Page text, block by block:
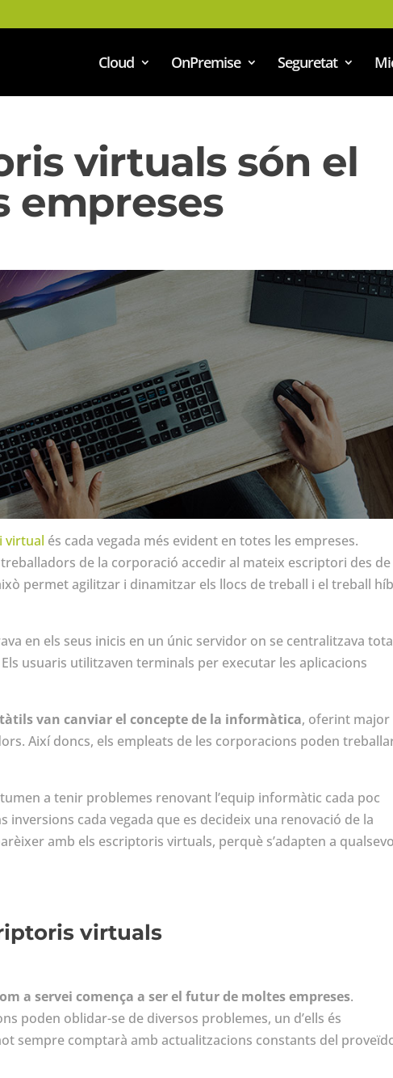
Cloud OnPremise Seguretat
virtuals són el
empreses
virtual és cada vegada més evident en totes les empreses.
de la corporació accedir al mateix escriptori des de
permet agilitzar i dinamitzar els llocs de treball i el treball
en els seus inicis en un únic servidor on se centralitzava
usuaris utilitzaven terminals per executar les aplicacions
van canviar el concepte de la informàtica, oferint major
Així doncs, els empleats de les corporacions poden
a tenir problemes renovant l’equip informàtic cada poc
inversions cada vegada que es decideix una renovació de la
amb els escriptoris virtuals, perquè s’adapten a
virtuals
a servei comença a ser el futur de moltes empreses.
poden oblidar-se de diversos problemes, un d’ells és
sempre comptarà amb actualitzacions constants del